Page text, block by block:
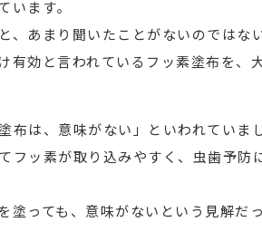
います。
、あまり聞いたことがないのではな
有効と言われているフッ素塗布を
布は、意味がない」といわれていまし
フッ素が取り込みやすく、虫歯予
塗っても、意味がないという見解だっ